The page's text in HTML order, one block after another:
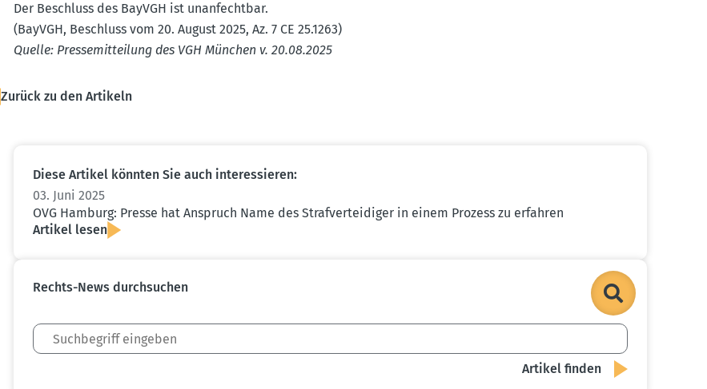
Der Beschluss des BayVGH ist unanfechtbar.
(BayVGH, Beschluss vom 20. August 2025, Az. 7 CE 25.1263)
Quelle: Presse­mit­teilung des VGH München v. 20.08.2025
Zurück zu den Artikeln
Diese Artikel könnten Sie auch inter­es­sieren:
03. Juni 2025
OVG Hamburg: Presse hat Anspruch Name des Straf­ver­tei­diger in einem Prozess zu erfahren
Artikel lesen
Rechts-News durch­suchen